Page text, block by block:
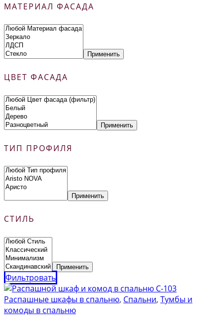
МАТЕРИАЛ ФАСАДА
Применить
ЦВЕТ ФАСАДА
Применить
ТИП ПРОФИЛЯ
Применить
СТИЛЬ
Применить
Фильтровать
Распашные шкафы в спальню, Спальни, Тумбы и
комоды в спальню